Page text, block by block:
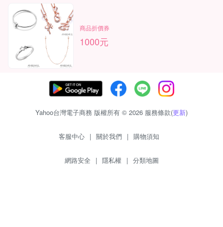
商品折價券
1000元
Yahoo台灣電子商務 版權所有 © 2026 服務條款(更新)
客服中心 | 關於我們 | 購物須知
網路安全 | 隱私權 | 分類地圖